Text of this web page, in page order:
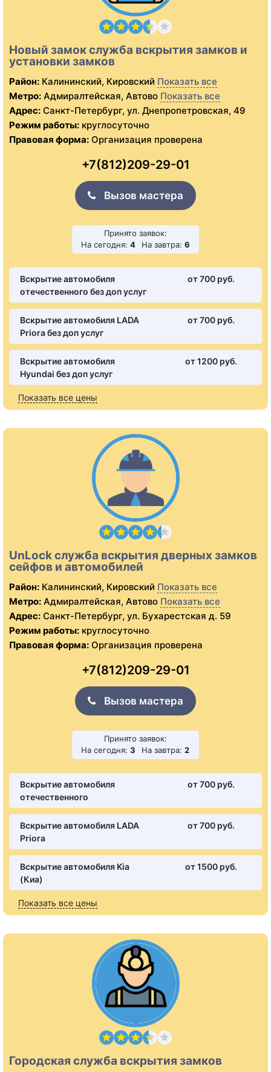
Новый замок служба вскрытия замков и
установки замков
Район: Калининский, Кировский Показать все
Метро: Адмиралтейская, Автово Показать все
Адрес: Санкт-Петербург, ул. Днепропетровская, 49
Режим работы: круглосуточно
Правовая форма: Организация проверена
+7(812)209-29-01
Вызов мастера
Принято заявок:
На сегодня: 4 На завтра: 6
Вскрытие автомобиля
отечественного без доп услуг
от 700 pуб.
Вскрытие автомобиля LADA
Priora без доп услуг
от 700 pуб.
Вскрытие автомобиля
Hyundai без доп услуг
от 1200 pуб.
Показать все цены
UnLock служба вскрытия дверных замков
сейфов и автомобилей
Район: Калининский, Кировский Показать все
Метро: Адмиралтейская, Автово Показать все
Адрес: Санкт-Петербург, ул. Бухарестская д. 59
Режим работы: круглосуточно
Правовая форма: Организация проверена
+7(812)209-29-01
Вызов мастера
Принято заявок:
На сегодня: 3 На завтра: 2
Вскрытие автомобиля
отечественного
от 700 pуб.
Вскрытие автомобиля LADA
Priora
от 700 pуб.
Вскрытие автомобиля Kia
(Киа)
от 1500 pуб.
Показать все цены
Городская служба вскрытия замков